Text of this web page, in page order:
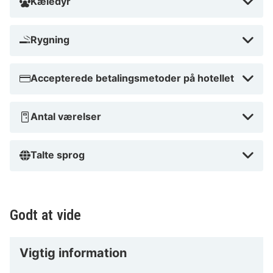
Rygning
Accepterede betalingsmetoder på hotellet
Antal værelser
Talte sprog
Godt at vide
Vigtig information